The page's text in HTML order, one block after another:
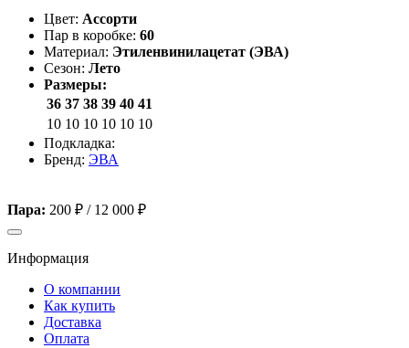
Цвет: Ассорти
Пар в коробке: 60
Материал: Этиленвинилацетат (ЭВА)
Сезон: Лето
Размеры:
36 37 38 39 40 41
10 10 10 10 10 10
Подкладка:
Бренд: ЭВА
Пара: 200 ₽ / 12 000 ₽
Информация
О компании
Как купить
Доставка
Оплата